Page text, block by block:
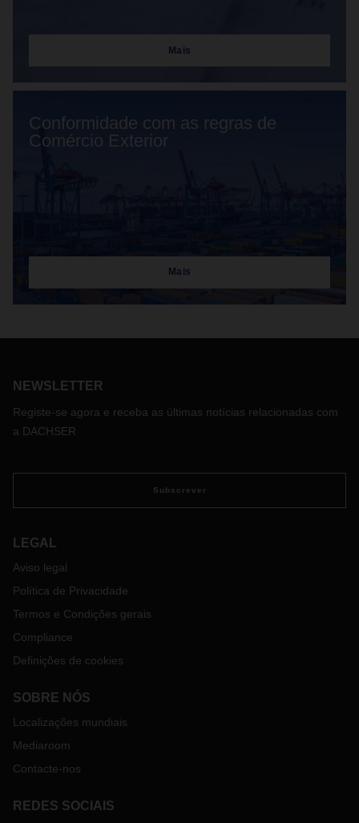
Mais
Conformidade com as regras de
Comércio Exterior
Mais
NEWSLETTER
Registe-se agora e receba as últimas notícias relacionadas com
a DACHSER
Subscrever
LEGAL
Aviso legal
Política de Privacidade
Termos e Condições gerais
Compliance
Definições de cookies
SOBRE NÓS
Localizações mundiais
Mediaroom
Contacte-nos
REDES SOCIAIS